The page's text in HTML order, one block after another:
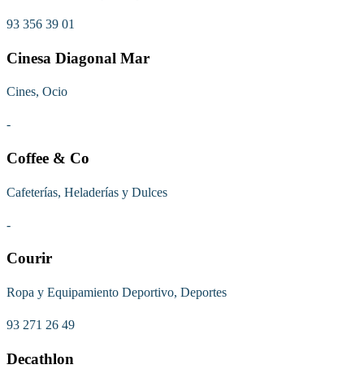
93 356 39 01
Cinesa Diagonal Mar
Cines, Ocio
-
Coffee & Co
Cafeterías, Heladerías y Dulces
-
Courir
Ropa y Equipamiento Deportivo, Deportes
93 271 26 49
Decathlon